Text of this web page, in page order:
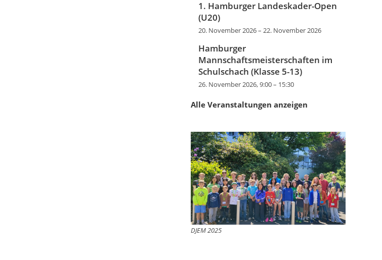
1. Hamburger Landeskader-Open
(U20)
20. November 2026– 22. November 2026
Hamburger
Mannschaftsmeisterschaften im
Schulschach (Klasse 5-13)
26. November 2026, 9:00– 15:30
Alle Veranstaltungen anzeigen
DJEM 2025